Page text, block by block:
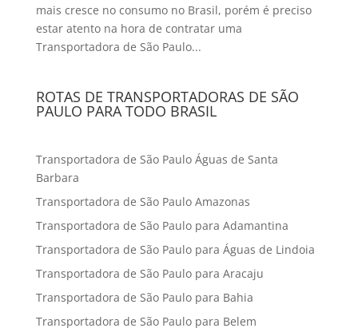
mais cresce no consumo no Brasil, porém é preciso
estar atento na hora de contratar uma
Transportadora de São Paulo...
ROTAS DE TRANSPORTADORAS DE SÃO
PAULO PARA TODO BRASIL
Transportadora de São Paulo Águas de Santa
Barbara
Transportadora de São Paulo Amazonas
Transportadora de São Paulo para Adamantina
Transportadora de São Paulo para Águas de Lindoia
Transportadora de São Paulo para Aracaju
Transportadora de São Paulo para Bahia
Transportadora de São Paulo para Belem